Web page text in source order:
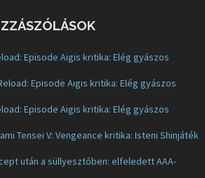
Episode Aigis kritika: Elég gyászos
Episode Aigis kritika: Elég gyászos
Episode Aigis kritika: Elég gyászos
Tensei V: Vengeance kritika: Isteni Shinjáték
után a süllyesztőben: elfeledett AAA-